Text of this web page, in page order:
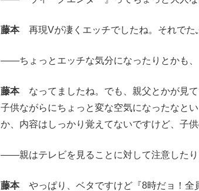
藤本再現Vが凄くエッチでしたね。それでた
――ちょっとエッチな気分になったりとかも、
藤本なってましたね。でも、親父とかが見て
子供ながらにちょっと変な空気になったなと
か、内容はしっかり覚えてないですけど、子
――親はテレビを見ることに対して注意したり
藤本やっぱり、ベタですけど『8時だョ！全